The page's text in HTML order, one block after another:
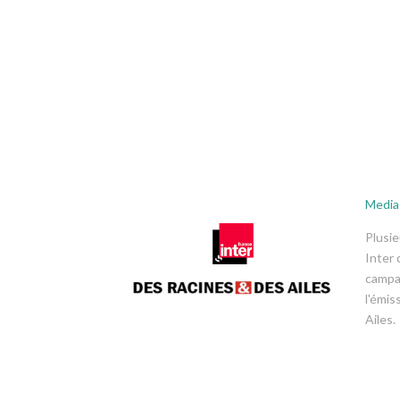
Inter
Ailes.